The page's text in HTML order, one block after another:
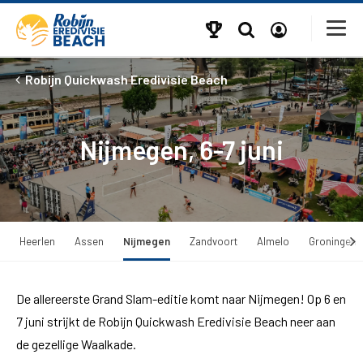
Robijn Quickwash Eredivisie Beach
Nijmegen, 6-7 juni
Heerlen Assen Nijmegen Zandvoort Almelo Groningen
De allereerste Grand Slam-editie komt naar Nijmegen! Op 6 en
7 juni strijkt de Robijn Quickwash Eredivisie Beach neer aan
de gezellige Waalkade.